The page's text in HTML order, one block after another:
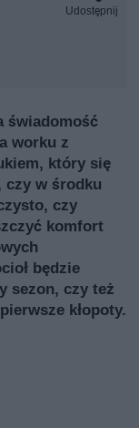
Udostępnij
świadomość
worku z
który się
czy w środku
czy
komfort
będzie
sezon, czy też
kłopoty.